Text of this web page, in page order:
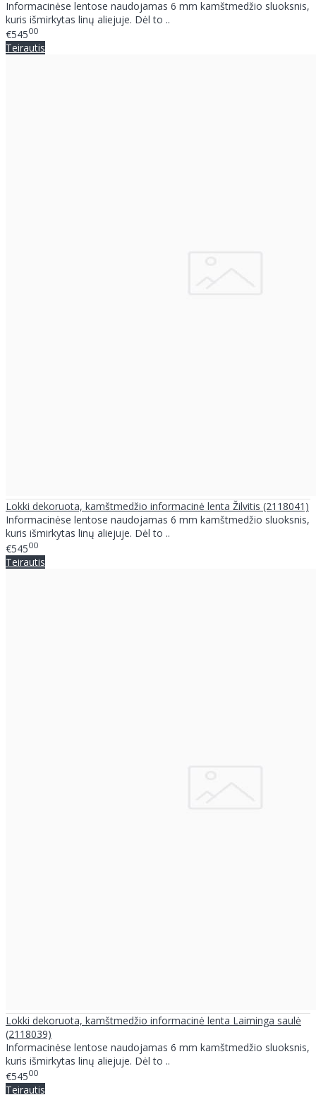
Informacinėse lentose naudojamas 6 mm kamštmedžio sluoksnis,
kuris išmirkytas linų aliejuje. Dėl to ..
€54500
Teirautis
Lokki dekoruota, kamštmedžio informacinė lenta Žilvitis (2118041)
Informacinėse lentose naudojamas 6 mm kamštmedžio sluoksnis,
kuris išmirkytas linų aliejuje. Dėl to ..
€54500
Teirautis
Lokki dekoruota, kamštmedžio informacinė lenta Laiminga saulė
(2118039)
Informacinėse lentose naudojamas 6 mm kamštmedžio sluoksnis,
kuris išmirkytas linų aliejuje. Dėl to ..
€54500
Teirautis